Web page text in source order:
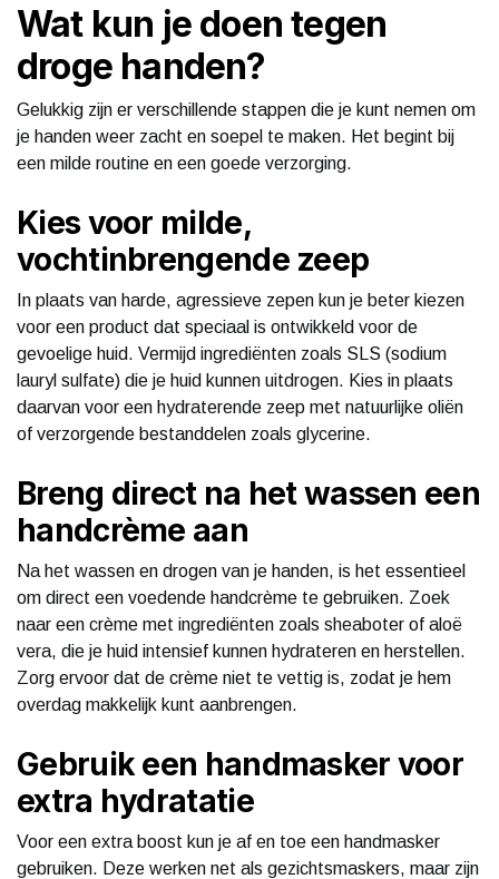
Wat kun je doen tegen
droge handen?
Gelukkig zijn er verschillende stappen die je kunt nemen om
je handen weer zacht en soepel te maken. Het begint bij
een milde routine en een goede verzorging.
Kies voor milde,
vochtinbrengende zeep
In plaats van harde, agressieve zepen kun je beter kiezen
voor een product dat speciaal is ontwikkeld voor de
gevoelige huid. Vermijd ingrediënten zoals SLS (sodium
lauryl sulfate) die je huid kunnen uitdrogen. Kies in plaats
daarvan voor een hydraterende zeep met natuurlijke oliën
of verzorgende bestanddelen zoals glycerine.
Breng direct na het wassen een
handcrème aan
Na het wassen en drogen van je handen, is het essentieel
om direct een voedende handcrème te gebruiken. Zoek
naar een crème met ingrediënten zoals sheaboter of aloë
vera, die je huid intensief kunnen hydrateren en herstellen.
Zorg ervoor dat de crème niet te vettig is, zodat je hem
overdag makkelijk kunt aanbrengen.
Gebruik een handmasker voor
extra hydratatie
Voor een extra boost kun je af en toe een handmasker
gebruiken. Deze werken net als gezichtsmaskers, maar zijn